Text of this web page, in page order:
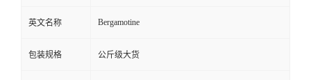
英文名称 Bergamotine
包装规格 公斤级大货